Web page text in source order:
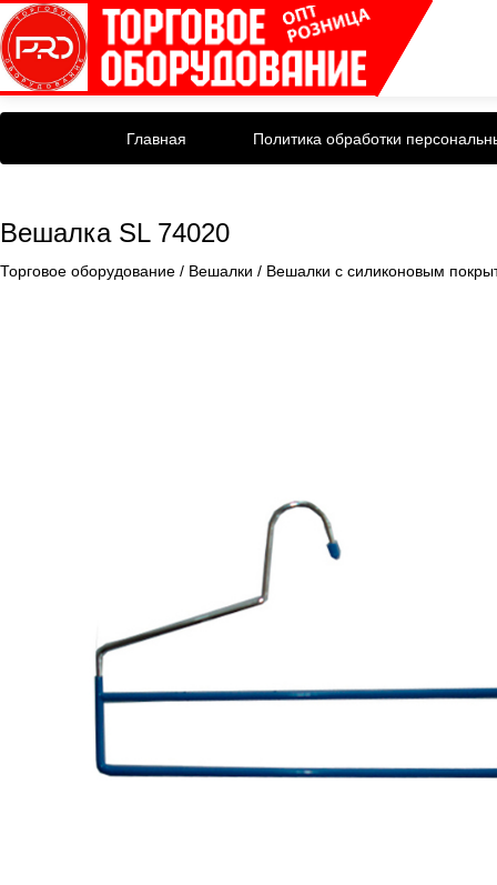
Главная Политика обработки
Вешалка SL 74020
Торговое оборудование / Вешалки / Вешалки с силиконовым